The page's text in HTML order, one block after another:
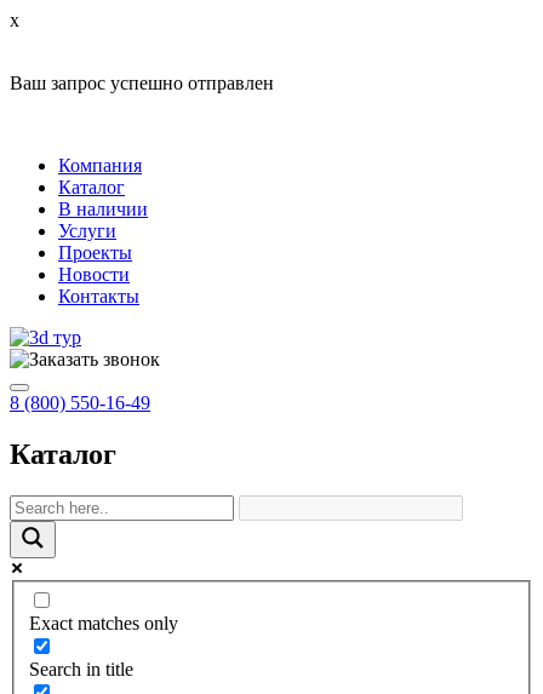
x
Ваш запрос успешно отправлен
Компания
Каталог
В наличии
Услуги
Проекты
Новости
Контакты
8 (800) 550-16-49
Каталог
Exact matches only
Search in title